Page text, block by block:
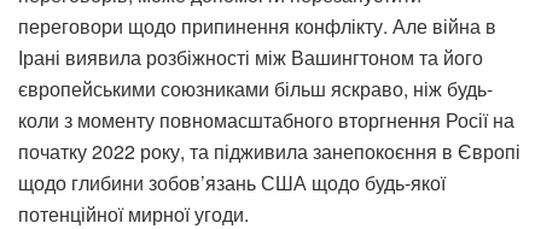
переговори щодо припинення конфлікту. Але війна в
Ірані виявила розбіжності між Вашингтоном та його
європейськими союзниками більш яскраво, ніж будь-
коли з моменту повномасштабного вторгнення Росії на
початку 2022 року, та підживила занепокоєння в Європі
щодо глибини зобов’язань США щодо будь-якої
потенційної мирної угоди.